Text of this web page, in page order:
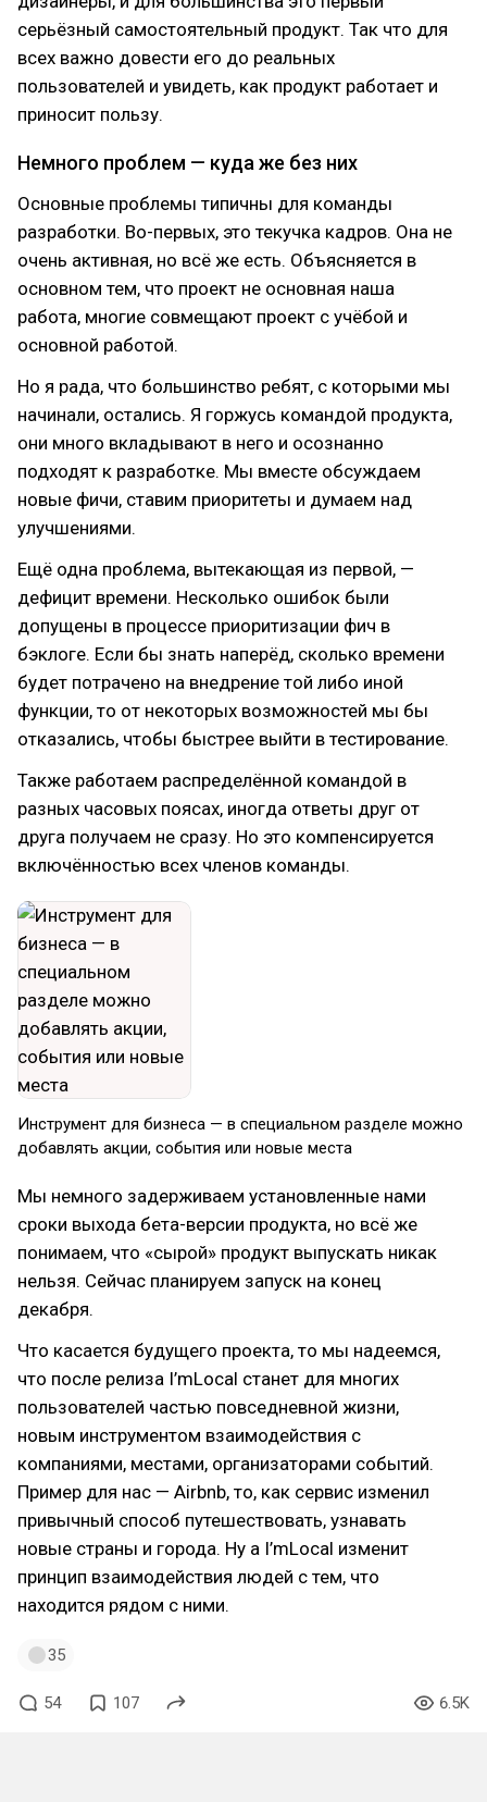
серьёзный самостоятельный продукт. Так что для
всех важно довести его до реальных
пользователей и увидеть, как продукт работает и
приносит пользу.
Немного проблем — куда же без них
Основные проблемы типичны для команды
разработки. Во-первых, это текучка кадров. Она не
очень активная, но всё же есть. Объясняется в
основном тем, что проект не основная наша
работа, многие совмещают проект с учёбой и
основной работой.
Но я рада, что большинство ребят, с которыми мы
начинали, остались. Я горжусь командой продукта,
они много вкладывают в него и осознанно
подходят к разработке. Мы вместе обсуждаем
новые фичи, ставим приоритеты и думаем над
улучшениями.
Ещё одна проблема, вытекающая из первой, —
дефицит времени. Несколько ошибок были
допущены в процессе приоритизации фич в
бэклоге. Если бы знать наперёд, сколько времени
будет потрачено на внедрение той либо иной
функции, то от некоторых возможностей мы бы
отказались, чтобы быстрее выйти в тестирование.
Также работаем распределённой командой в
разных часовых поясах, иногда ответы друг от
друга получаем не сразу. Но это компенсируется
включённостью всех членов команды.
Инструмент для бизнеса — в специальном разделе можно
добавлять акции, события или новые места​
Мы немного задерживаем установленные нами
сроки выхода бета-версии продукта, но всё же
понимаем, что «сырой» продукт выпускать никак
нельзя. Сейчас планируем запуск на конец
декабря.
Что касается будущего проекта, то мы надеемся,
что после релиза I’mLoсal станет для многих
пользователей частью повседневной жизни,
новым инструментом взаимодействия с
компаниями, местами, организаторами событий.
Пример для нас — Airbnb, то, как сервис изменил
привычный способ путешествовать, узнавать
новые страны и города. Ну а I’mLoсal изменит
принцип взаимодействия людей с тем, что
находится рядом с ними.
35
54 107 6.5K